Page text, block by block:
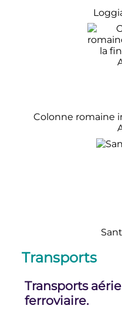
Colonne romaine
Transports
Transports
ferroviaire.